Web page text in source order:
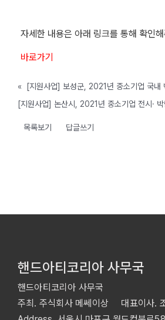
자세한 내용은 아래 링크를 통해 확인
바로가기
«
목록보기 답글쓰기
핸드아티코리아 사무국
핸드아티코리아 사무국
주최. 주식회사 메쎄이상 대표이사.